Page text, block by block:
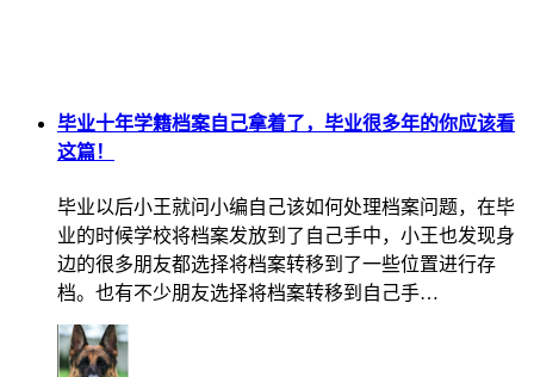
毕业十年学籍档案自己拿着了，毕业很多年的你应该看
这篇！
毕业以后小王就问小编自己该如何处理档案问题，在毕
业的时候学校将档案发放到了自己手中，小王也发现身
边的很多朋友都选择将档案转移到了一些位置进行存
档。也有不少朋友选择将档案转移到自己手…